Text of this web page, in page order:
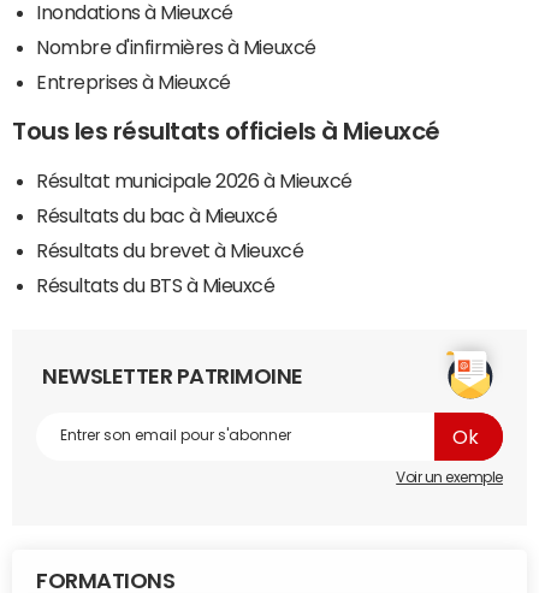
Inondations à Mieuxcé
Nombre d'infirmières à Mieuxcé
Entreprises à Mieuxcé
Tous les résultats officiels à Mieuxcé
Résultat municipale 2026 à Mieuxcé
Résultats du bac à Mieuxcé
Résultats du brevet à Mieuxcé
Résultats du BTS à Mieuxcé
NEWSLETTER PATRIMOINE
Voir un exemple
FORMATIONS